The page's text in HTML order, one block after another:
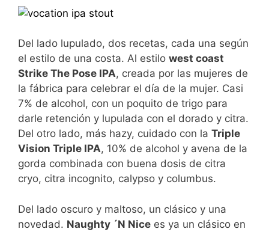
Del lado lupulado, dos recetas, cada una según
el estilo de una costa. Al estilo west coast
Strike The Pose IPA, creada por las mujeres de
la fábrica para celebrar el día de la mujer. Casi
7% de alcohol, con un poquito de trigo para
darle retención y lupulada con el dorado y citra.
Del otro lado, más hazy, cuidado con la Triple
Vision Triple IPA, 10% de alcohol y avena de la
gorda combinada con buena dosis de citra
cryo, citra incognito, calypso y columbus.
Del lado oscuro y maltoso, un clásico y una
novedad. Naughty ´N Nice es ya un clásico en